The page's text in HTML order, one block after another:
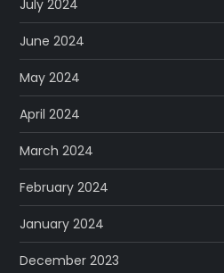
July 2024
June 2024
May 2024
April 2024
March 2024
February 2024
January 2024
December 2023